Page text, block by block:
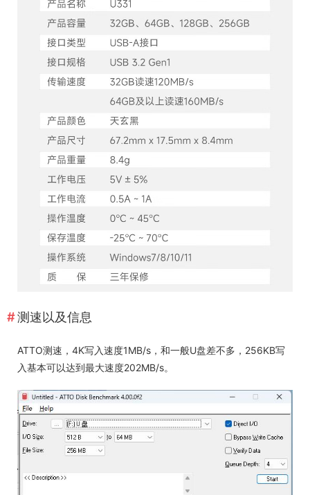
测速以及信息
ATTO测速，4K写入速度1MB/s，和一般U盘差不多，256KB写
入基本可以达到最大速度202MB/s。